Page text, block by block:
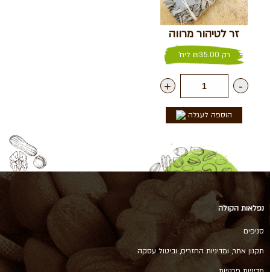
זר לטיהור מרווה
רק ₪35.00 ליח'
-
+
הוספה לעגלה
נפלאות הקולה
סניפים
תקנון אתר, ומדיניות החזרים, וביטול עסקה